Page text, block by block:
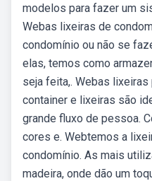
modelos para fazer um
Webas lixeiras de
condomínio ou não se
elas, temos como
seja feita,. Webas
container e lixeiras são
grande fluxo de pessoa.
cores e. Webtemos a
condomínio. As mais
madeira, onde dão um